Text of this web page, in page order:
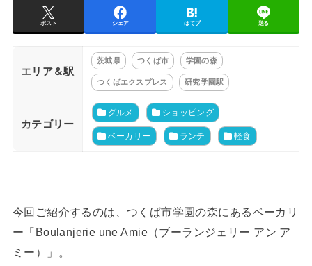
ポスト シェア はてブ 送る
エリア＆駅
茨城県 つくば市 学園の森
つくばエクスプレス 研究学園駅
カテゴリー
グルメ ショッピング
ベーカリー ランチ 軽食
今回ご紹介するのは、つくば市学園の森にあるベーカリ
ー「Boulanjerie une Amie（ブーランジェリー アン ア
ミー）」。